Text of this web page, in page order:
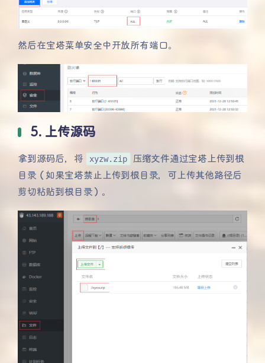
然后在宝塔菜单安全中开放所有端口。
5. 上传源码
拿到源码后，将 xyzw.zip
压缩文件通过宝塔上传到根
目录（如果宝塔禁止上传到根目录，可上传其他路径后
剪切粘贴到根目录）。